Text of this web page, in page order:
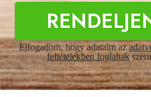
Elfogadom, hogy adataim az
feltételekben foglaltak